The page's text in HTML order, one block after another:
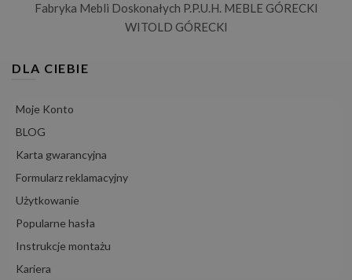
Fabryka Mebli Doskonałych P.P.U.H. MEBLE GÓRECKI
WITOLD GÓRECKI
DLA CIEBIE
Moje Konto
BLOG
Karta gwarancyjna
Formularz reklamacyjny
Użytkowanie
Popularne hasła
Instrukcje montażu
Kariera